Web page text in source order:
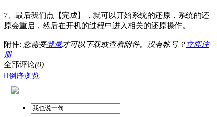
7、最后我们点【完成】，就可以开始系统的还原，系统的还
原会重启，然后在开机的过程中进入相关的还原操作。
附件: 您需要登录才可以下载或查看附件。没有帐号？ 立即注
册
全部评论(0)
倒序浏览